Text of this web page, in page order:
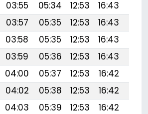
03:55 05:34 12:53 16:43
03:57 05:35 12:53 16:43
03:58 05:35 12:53 16:43
03:59 05:36 12:53 16:43
04:00 05:37 12:53 16:42
04:02 05:38 12:53 16:42
04:03 05:39 12:53 16:42